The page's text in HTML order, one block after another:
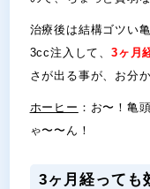
治療後は結構ゴツい
3cc注入して、3ヶ月
さが出る事が、お分
ホーヒー ：お〜！亀
ゃ〜〜ん！
3ヶ月経っても